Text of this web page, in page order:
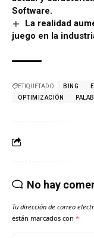
Software.
La realidad
juego en la
ETIQUETADO: BING
OPTIMIZACIÓN
No hay
Tu dirección de correo
están marcados con *